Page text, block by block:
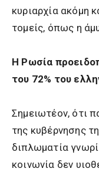
κυριαρχία ακόμη
τομείς, όπως η
Η Ρωσία
του 72% του
Σημειωτέον, ότι
της κυβέρνησης
διπλωματία
κοινωνία δεν